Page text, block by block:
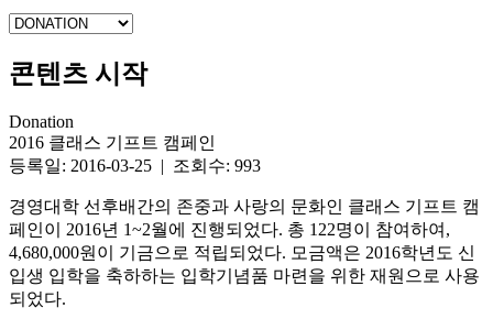
콘텐츠 시작
Donation
2016 클래스 기프트 캠페인
등록일: 2016-03-25 | 조회수: 993
경영대학 선후배간의 존중과 사랑의 문화인 클래스 기프트 캠
페인이 2016년 1~2월에 진행되었다. 총 122명이 참여하여,
4,680,000원이 기금으로 적립되었다. 모금액은 2016학년도 신
입생 입학을 축하하는 입학기념품 마련을 위한 재원으로 사용
되었다.